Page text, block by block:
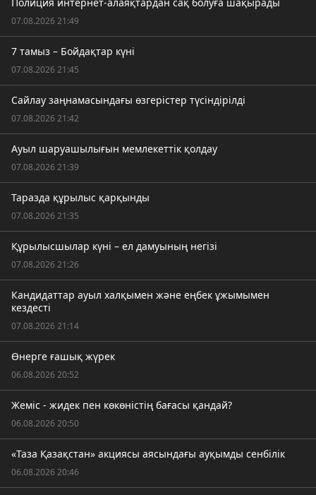
07.08.2026 21:49
7 тамыз – Бойдақтар күні
07.08.2026 21:45
Сайлау заңнамасындағы өзгерістер түсіндірілді
07.08.2026 21:42
Ауыл шаруашылығын мемлекеттік қолдау
07.08.2026 21:39
Таразда құрылыс қарқынды
07.08.2026 21:35
Құрылысшылар күні – ел дамуының негізі
07.08.2026 21:26
Кандидаттар ауыл халқымен және еңбек ұжымымен
кездесті
07.08.2026 21:14
Өнерге ғашық жүрек
06.08.2026 20:52
Жеміс - жидек пен көкөністің бағасы қандай?
06.08.2026 20:50
«Таза Қазақстан» акциясы аясындағы ауқымды сенбілік
06.08.2026 20:46